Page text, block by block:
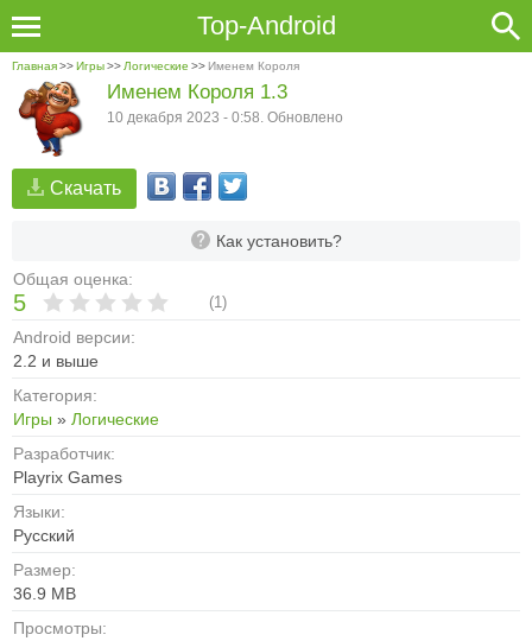
Top-Android
Главная>>Игры>> Логические >> Именем Короля
Скачать
Как установить?
Общая оценка:
5 (1)
Android версии:
2.2 и выше
Категория:
Игры » Логические
Разработчик:
Playrix Games
Языки:
Русский
Размер:
36.9 MB
Просмотры:
Именем Короля 1.3
10 декабря 2023 - 0:58. Обновлено